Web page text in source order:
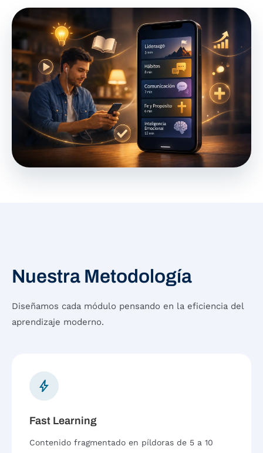
Nuestra Metodología
Diseñamos cada módulo pensando en la eficiencia del
aprendizaje moderno.
bolt
Fast Learning
Contenido fragmentado en píldoras de 5 a 10